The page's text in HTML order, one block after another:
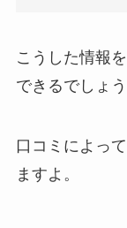
こうした情報
できるでしょう
口コミによっ
ますよ。